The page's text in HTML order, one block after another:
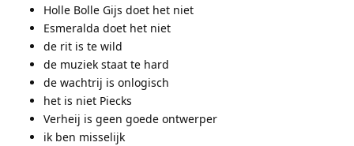
Holle Bolle Gijs doet het niet
Esmeralda doet het niet
de rit is te wild
de muziek staat te hard
de wachtrij is onlogisch
het is niet Piecks
Verheij is geen goede ontwerper
ik ben misselijk